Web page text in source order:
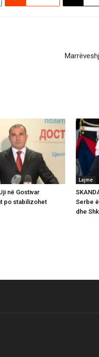
në Gostivar
po stabilizohet
Lajme
Serbe
dhe